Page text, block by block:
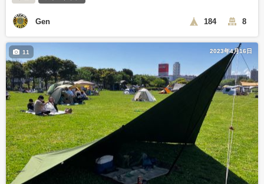
Gen 184 8
2023年4月16日
11